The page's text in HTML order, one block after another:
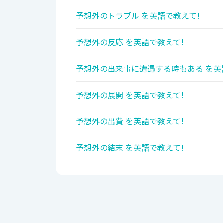
予想外のトラブル を英語で教えて!
予想外の反応 を英語で教えて!
予想外の出来事に遭遇する時もある を
予想外の展開 を英語で教えて!
予想外の出費 を英語で教えて!
予想外の結末 を英語で教えて!